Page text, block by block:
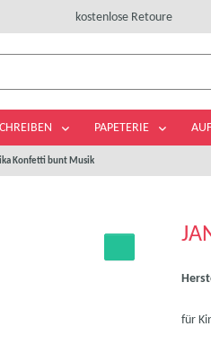
kostenlose Retoure
PAPETERIE
Konfetti bunt Musik
für